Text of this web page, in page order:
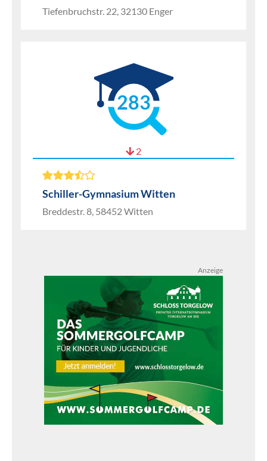
Tiefenbruchstr. 22, 32130 Enger
283
2
Schiller-Gymnasium Witten
Breddestr. 8, 58452 Witten
Anzeige